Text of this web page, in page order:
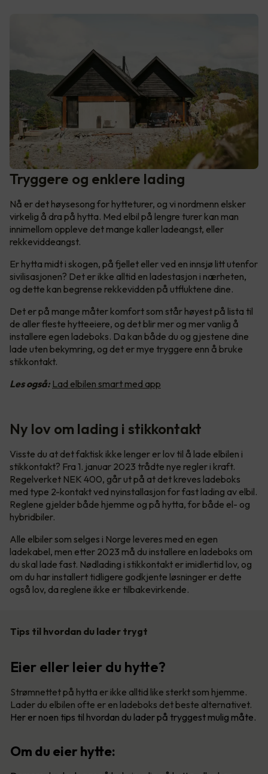
Tryggere og enklere lading
Nå er det høysesong for hytteturer, og vi nordmenn elsker
virkelig å dra på hytta. Med elbil på lengre turer kan man
innimellom oppleve det mange kaller ladeangst, eller
rekkeviddeangst.
Er hytta midt i skogen, på fjellet eller ved en innsjø litt utenfor
sivilisasjonen? Det er ikke alltid en ladestasjon i nærheten,
og dette kan begrense rekkevidden på utfluktene dine.
Det er på mange måter komfort som står høyest på lista til
de aller fleste hytteeiere, og det blir mer og mer vanlig å
installere egen ladeboks. Da kan både du og gjestene dine
lade uten bekymring, og det er mye tryggere enn å bruke
stikkontakt.
Les også: Lad elbilen smart med app
Ny lov om lading i stikkontakt
Visste du at det faktisk ikke lenger er lov til å lade elbilen i
stikkontakt? Fra 1. januar 2023 trådte nye regler i kraft.
Regelverket NEK 400, går ut på at det kreves ladeboks
med type 2-kontakt ved nyinstallasjon for fast lading av elbil.
Reglene gjelder både hjemme og på hytta, for både el- og
hybridbiler.
Alle elbiler som selges i Norge leveres med en egen
ladekabel, men etter 2023 må du installere en ladeboks om
du skal lade fast. Nødlading i stikkontakt er imidlertid lov, og
om du har installert tidligere godkjente løsninger er dette
også lov, da reglene ikke er tilbakevirkende.
Tips til hvordan du lader trygt
Eier eller leier du hytte?
Strømnettet på hytta er ikke alltid like sterkt som hjemme.
Lader du elbilen ofte er en ladeboks det beste alternativet.
Her er noen tips til hvordan du lader på tryggest mulig måte.
Om du eier hytte: